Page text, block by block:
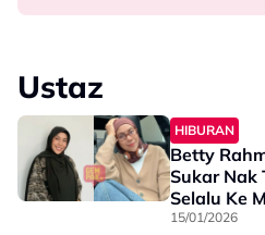
Ustaz
HIBURAN
Betty
Sukar Nak
Selalu Ke
Setiap
15/01/2026